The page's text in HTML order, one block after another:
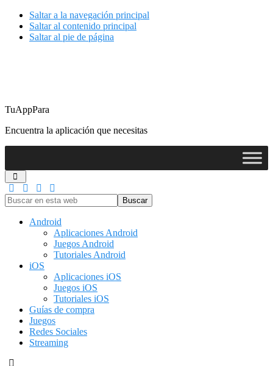
Saltar a la navegación principal
Saltar al contenido principal
Saltar al pie de página
TuAppPara
Encuentra la aplicación que necesitas
Buscar
en
Android
Aplicaciones Android
Juegos Android
Tutoriales Android
iOS
Aplicaciones iOS
Juegos iOS
Tutoriales iOS
Guías de compra
Juegos
Redes Sociales
Streaming